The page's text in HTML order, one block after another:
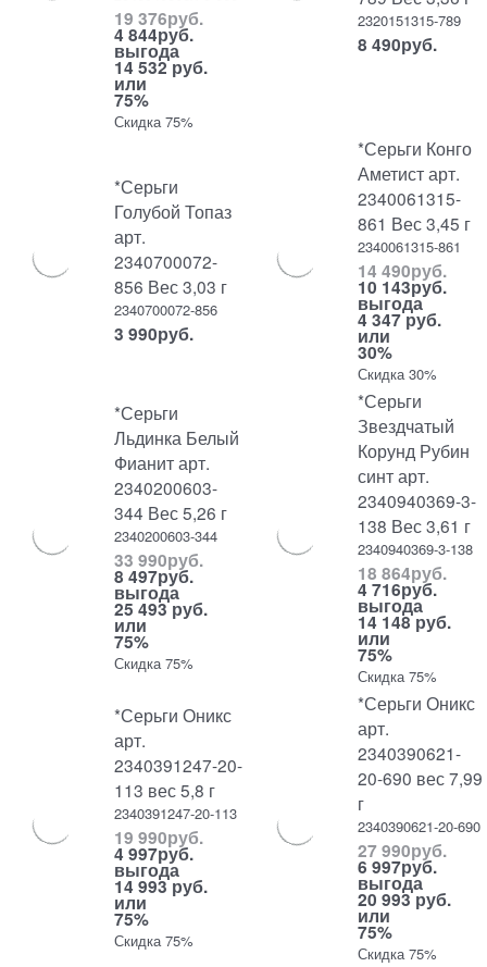
19 376руб.
4 844руб.
выгода
14 532 руб.
или
75%
Скидка 75%
2320151315-789
8 490руб.
*Серьги
Голубой Топаз
арт.
2340700072-
856 Вес 3,03 г
2340700072-856
3 990руб.
*Серьги Конго
Аметист арт.
2340061315-
861 Вес 3,45 г
2340061315-861
14 490руб.
10 143руб.
выгода
4 347 руб.
или
30%
Скидка 30%
*Серьги
Льдинка Белый
Фианит арт.
2340200603-
344 Вес 5,26 г
2340200603-344
33 990руб.
8 497руб.
выгода
25 493 руб.
или
75%
Скидка 75%
*Серьги
Звездчатый
Корунд Рубин
синт арт.
2340940369-3-
138 Вес 3,61 г
2340940369-3-138
18 864руб.
4 716руб.
выгода
14 148 руб.
или
75%
Скидка 75%
*Серьги Оникс
арт.
2340391247-20-
113 вес 5,8 г
2340391247-20-113
19 990руб.
4 997руб.
выгода
14 993 руб.
или
75%
Скидка 75%
*Серьги Оникс
арт.
2340390621-
20-690 вес 7,99
г
2340390621-20-690
27 990руб.
6 997руб.
выгода
20 993 руб.
или
75%
Скидка 75%